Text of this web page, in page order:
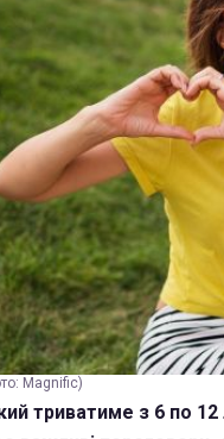
Magnific)
триватиме з 6 по